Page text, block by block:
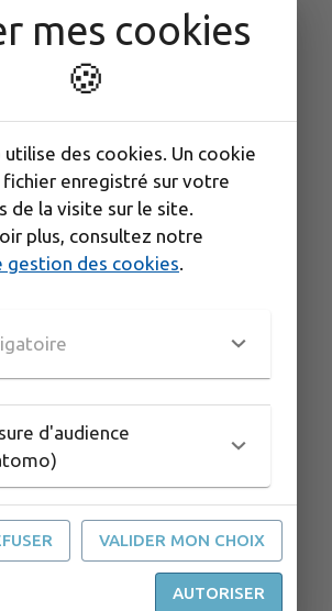
- 25560 FRASNE
cfd.fr
de la CFD :
de 8h30 à 11h45
vendredi après midi)
mes cookies
🍪
utilise des cookies. Un cookie
enregistré sur votre
de la visite sur le site.
plus, consultez notre
gestion des cookies
d'audience
VALIDER MON CHOIX
AUTORISER